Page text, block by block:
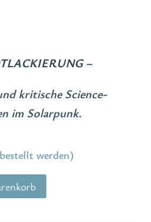
–
kritische Science-
im Solarpunk.
werden)